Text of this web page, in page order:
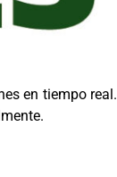
en tiempo real.